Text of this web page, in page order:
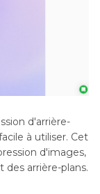
d'arrière-
à utiliser. Cet
d'images,
arrière-plans.